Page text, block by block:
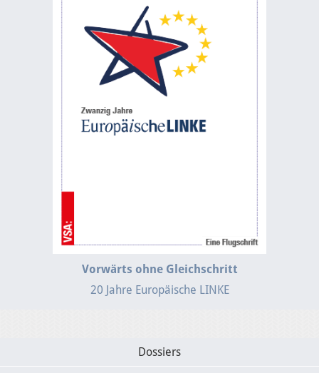
Vorwärts ohne Gleichschritt
20 Jahre Europäische LINKE
Dossiers